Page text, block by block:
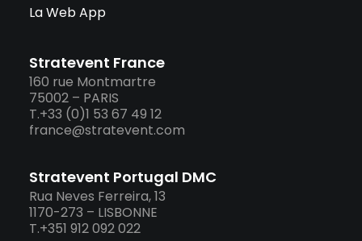
La Web App
Stratevent France
160 rue Montmartre
75002 – PARIS
T.+33 (0)1 53 67 49 12
france@stratevent.com
Stratevent Portugal DMC
Rua Neves Ferreira, 13
1170-273 – LISBONNE
T.+351 912 092 022